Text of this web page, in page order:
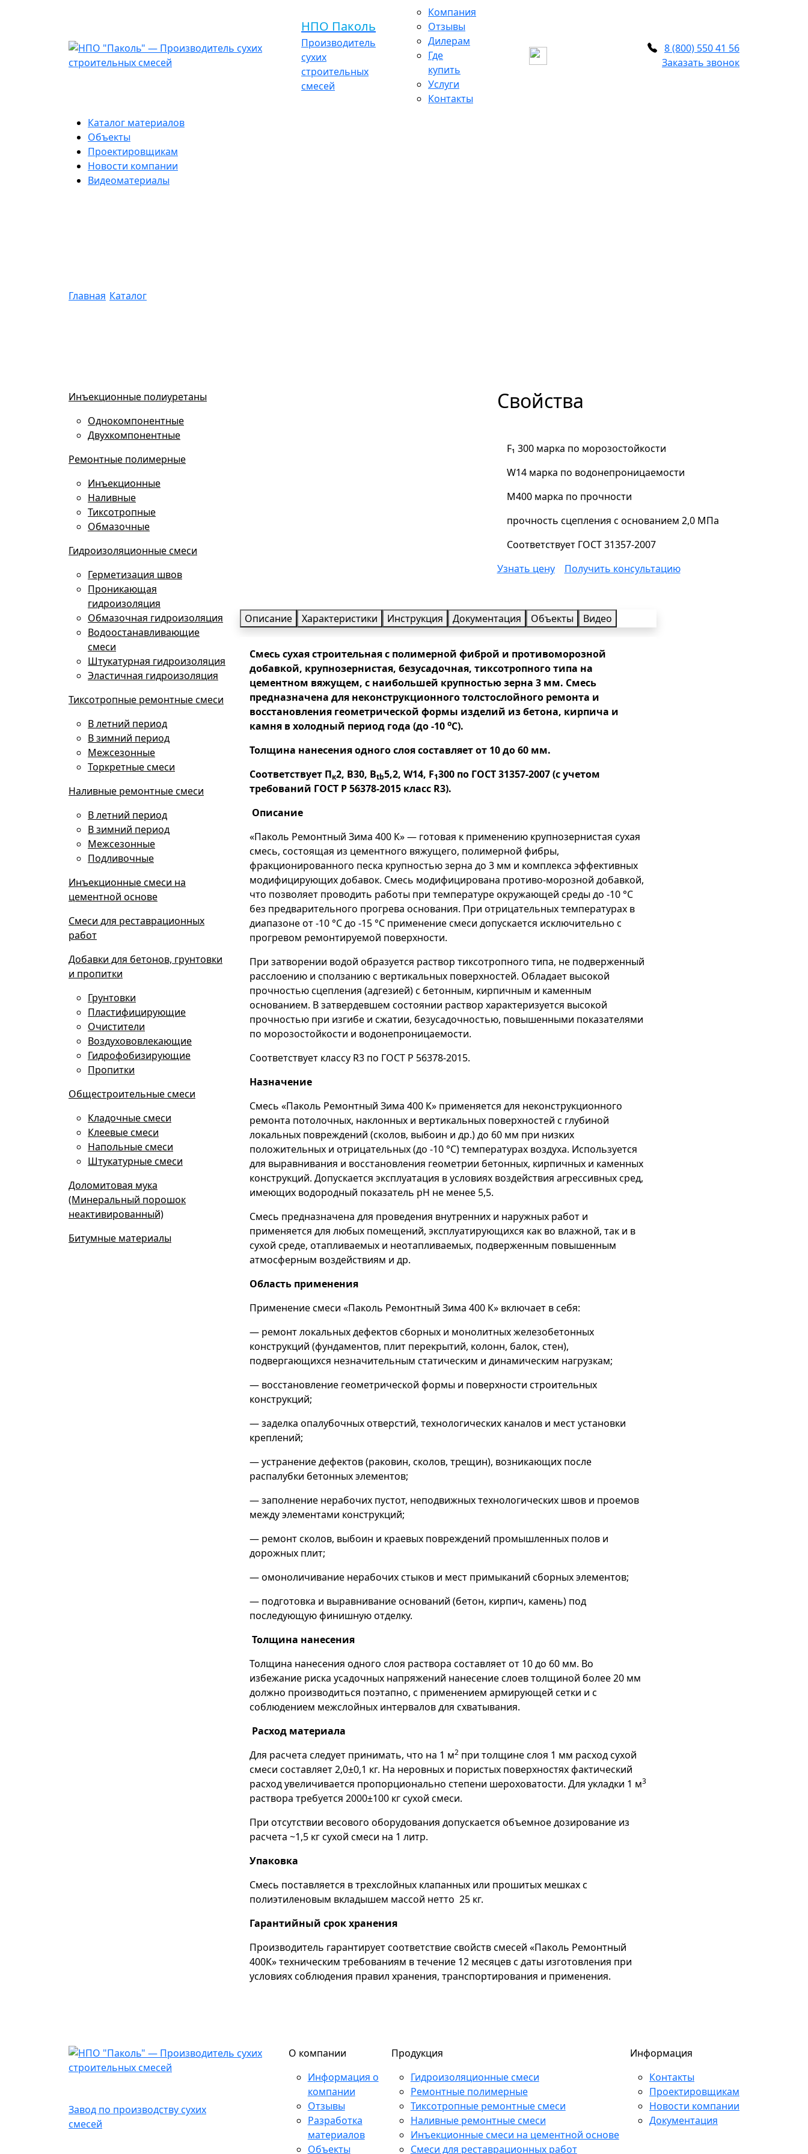
НПО Паколь
Производитель
сухих
строительных
смесей
Компания
Отзывы
Дилерам
Где
купить
Услуги
Контакты
8 (800) 550 41 56
Заказать звонок
Каталог материалов
Объекты
Проектировщикам
Новости компании
Видеоматериалы
Главная Каталог
Инъекционные полиуретаны
Однокомпонентные
Двухкомпонентные
Ремонтные полимерные
Инъекционные
Наливные
Тиксотропные
Обмазочные
Гидроизоляционные смеси
Герметизация швов
Проникающая
гидроизоляция
Обмазочная гидроизоляция
Водоостанавливающие
смеси
Штукатурная гидроизоляция
Эластичная гидроизоляция
Тиксотропные ремонтные смеси
В летний период
В зимний период
Межсезонные
Торкретные смеси
Наливные ремонтные смеси
В летний период
В зимний период
Межсезонные
Подливочные
Инъекционные смеси на
цементной основе
Смеси для реставрационных
работ
Добавки для бетонов, грунтовки
и пропитки
Грунтовки
Пластифицирующие
Очистители
Воздухововлекающие
Гидрофобизирующие
Пропитки
Общестроительные смеси
Кладочные смеси
Клеевые смеси
Напольные смеси
Штукатурные смеси
Доломитовая мука
(Минеральный порошок
неактивированный)
Битумные материалы
Свойства
F₁ 300 марка по морозостойкости
W14 марка по водонепроницаемости
М400 марка по прочности
прочность сцепления с основанием 2,0 МПа
Соответствует ГОСТ 31357-2007
Узнать цену
Получить консультацию
Описание Характеристики Инструкция Документация Объекты Видео
Смесь сухая строительная с полимерной фиброй и противоморозной
добавкой, крупнозернистая, безусадочная, тиксотропного типа на
цементном вяжущем, с наибольшей крупностью зерна 3 мм. Смесь
предназначена для неконструкционного толстослойного ремонта и
восстановления геометрической формы изделий из бетона, кирпича и
камня в холодный период года (до -10 оС).
Толщина нанесения одного слоя составляет от 10 до 60 мм.
Соответствует Пк2, B30, Btb5,2, W14, F1300 по ГОСТ 31357-2007 (с учетом
требований ГОСТ Р 56378-2015 класс R3).
Описание
«Паколь Ремонтный Зима 400 К» — готовая к применению крупнозернистая сухая
смесь, состоящая из цементного вяжущего, полимерной фибры,
фракционированного песка крупностью зерна до 3 мм и комплекса эффективных
модифицирующих добавок. Смесь модифицирована противо-морозной добавкой,
что позволяет проводить работы при температуре окружающей среды до -10 °С
без предварительного прогрева основания. При отрицательных температурах в
диапазоне от -10 °С до -15 °С применение смеси допускается исключительно с
прогревом ремонтируемой поверхности.
При затворении водой образуется раствор тиксотропного типа, не подверженный
расслоению и сползанию с вертикальных поверхностей. Обладает высокой
прочностью сцепления (адгезией) с бетонным, кирпичным и каменным
основанием. В затвердевшем состоянии раствор характеризуется высокой
прочностью при изгибе и сжатии, безусадочностью, повышенными показателями
по морозостойкости и водонепроницаемости.
Соответствует классу R3 по ГОСТ Р 56378-2015.
Назначение
Смесь «Паколь Ремонтный Зима 400 К» применяется для неконструкционного
ремонта потолочных, наклонных и вертикальных поверхностей с глубиной
локальных повреждений (сколов, выбоин и др.) до 60 мм при низких
положительных и отрицательных (до -10 °С) температурах воздуха. Используется
для выравнивания и восстановления геометрии бетонных, кирпичных и каменных
конструкций. Допускается эксплуатация в условиях воздействия агрессивных сред,
имеющих водородный показатель рН не менее 5,5.
Смесь предназначена для проведения внутренних и наружных работ и
применяется для любых помещений, эксплуатирующихся как во влажной, так и в
сухой среде, отапливаемых и неотапливаемых, подверженным повышенным
атмосферным воздействиям и др.
Область применения
Применение смеси «Паколь Ремонтный Зима 400 К» включает в себя:
— ремонт локальных дефектов сборных и монолитных железобетонных
конструкций (фундаментов, плит перекрытий, колонн, балок, стен),
подвергающихся незначительным статическим и динамическим нагрузкам;
— восстановление геометрической формы и поверхности строительных
конструкций;
— заделка опалубочных отверстий, технологических каналов и мест установки
креплений;
— устранение дефектов (раковин, сколов, трещин), возникающих после
распалубки бетонных элементов;
— заполнение нерабочих пустот, неподвижных технологических швов и проемов
между элементами конструкций;
— ремонт сколов, выбоин и краевых повреждений промышленных полов и
дорожных плит;
— омоноличивание нерабочих стыков и мест примыканий сборных элементов;
— подготовка и выравнивание оснований (бетон, кирпич, камень) под
последующую финишную отделку.
Толщина нанесения
Толщина нанесения одного слоя раствора составляет от 10 до 60 мм. Во
избежание риска усадочных напряжений нанесение слоев толщиной более 20 мм
должно производиться поэтапно, с применением армирующей сетки и с
соблюдением межслойных интервалов для схватывания.
Расход материала
Для расчета следует принимать, что на 1 м2 при толщине слоя 1 мм расход сухой
смеси составляет 2,0±0,1 кг. На неровных и пористых поверхностях фактический
расход увеличивается пропорционально степени шероховатости. Для укладки 1 м3
раствора требуется 2000±100 кг сухой смеси.
При отсутствии весового оборудования допускается объемное дозирование из
расчета ~1,5 кг сухой смеси на 1 литр.
Упаковка
Смесь поставляется в трехслойных клапанных или прошитых мешках с
полиэтиленовым вкладышем массой нетто 25 кг.
Гарантийный срок хранения
Производитель гарантирует соответствие свойств смесей «Паколь Ремонтный
400К» техническим требованиям в течение 12 месяцев с даты изготовления при
условиях соблюдения правил хранения, транспортирования и применения.
Завод по производству сухих
смесей
О компании
Информация о
компании
Отзывы
Разработка
материалов
Объекты
Продукция
Гидроизоляционные смеси
Ремонтные полимерные
Тиксотропные ремонтные смеси
Наливные ремонтные смеси
Инъекционные смеси на цементной основе
Смеси для реставрационных работ
Информация
Контакты
Проектировщикам
Новости компании
Документация